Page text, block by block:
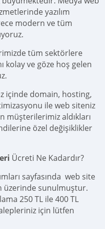
yazılım
modern ve tüm
tüm sektörlere
kolay ve göze hoş gelen
içinde domain, hosting,
ile web siteniz
müşterilerimiz aldıkları
özel değişiklikler
Ücreti Ne Kadardır?
sayfasında web site
üzerinde sunulmuştur.
250 TL ile 400 TL
için lütfen